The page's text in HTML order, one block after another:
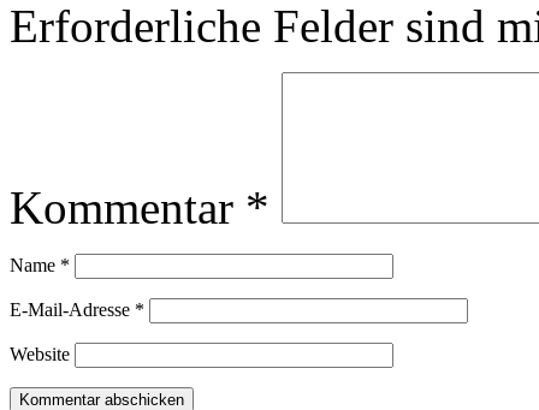
Erforderliche Felder sind
Kommentar *
Name *
E-Mail-Adresse *
Website